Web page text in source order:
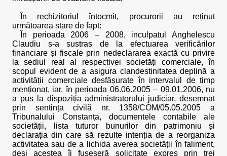
În rechizitoriul întocmit, procurorii au reținut
următoarea stare de fapt:
În perioada 2006 – 2008, inculpatul Anghelescu
Claudiu s-a sustras de la efectuarea verificărilor
financiare și fiscale prin nedeclararea exactă cu privire
la sediul real al respectivei societăți comerciale, în
scopul evident de a asigura clandestinitatea deplină a
activității comerciale desfășurate în intervalul de timp
menționat, iar, în perioada 06.06.2005 – 09.01.2006, nu
a pus la dispoziția administratorului judiciar, desemnat
prin sentința civilă nr. 1358/COM/05.05.2005 a
Tribunalului Constanța, documentele contabile ale
societății, lista tuturor bunurilor din patrimoniu și
declarația din care să rezulte intenția de a reorganiza
activitatea sau de a lichida averea societății în faliment,
deși acestea îi fuseseră solicitate expres prin trei